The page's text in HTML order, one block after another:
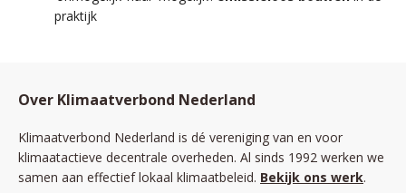
praktijk
Over Klimaatverbond Nederland
Klimaatverbond Nederland is dé vereniging van en voor
klimaatactieve decentrale overheden. Al sinds 1992 werken we
samen aan effectief lokaal klimaatbeleid. Bekijk ons werk.